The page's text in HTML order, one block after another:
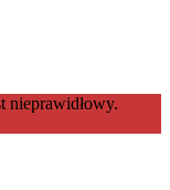
nieprawidłowy.